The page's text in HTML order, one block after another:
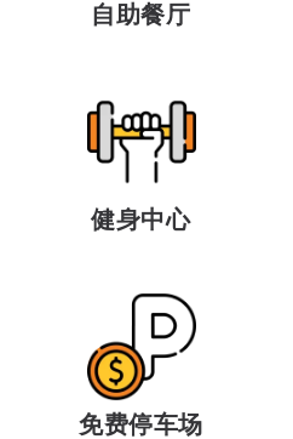
自助餐厅
健身中心
免费停车场